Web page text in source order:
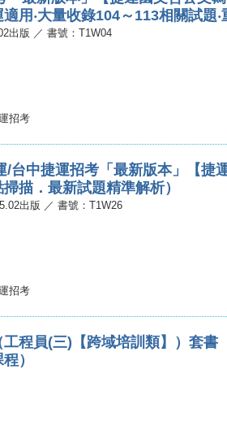
用‧大量收錄104～113相關試題‧
出版 ／ 書號：T1W04
招考
/台中捷運招考「最新版本」【捷
掃描．最新試題精準解析）
出版 ／ 書號：T1W26
招考
程員(三)【跨域培訓類】）套書
）